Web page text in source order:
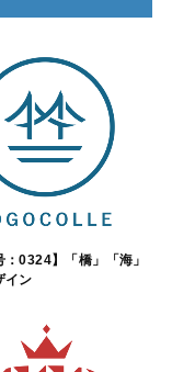
：0324】「橋」「海」
イン